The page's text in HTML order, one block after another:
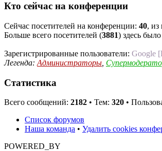
Кто сейчас на конференции
Сейчас посетителей на конференции: 40, из
Больше всего посетителей (3881) здесь
Зарегистрированные пользователи: Google
Легенда: Администраторы
Статистика
Всего сообщений: 2182 • Тем: 320 •
Список форумов
Наша команда • Удалить cookies
POWERED_BY